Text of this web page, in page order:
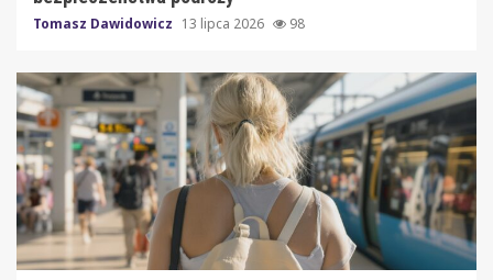
Tomasz Dawidowicz 13 lipca 2026 98